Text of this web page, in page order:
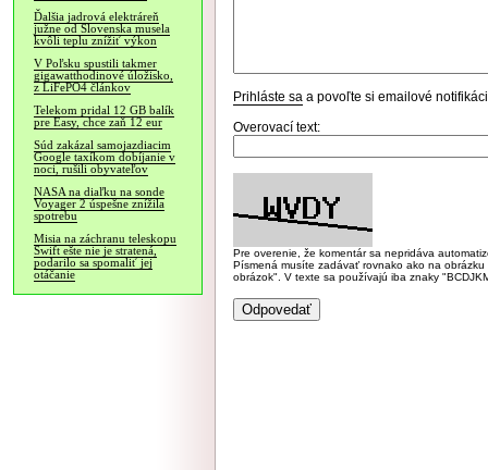
Ďalšia jadrová elektráreň
južne od Slovenska musela
kvôli teplu znížiť výkon
V Poľsku spustili takmer
gigawatthodinové úložisko,
z LiFePO4 článkov
Telekom pridal 12 GB balík
pre Easy, chce zaň 12 eur
Súd zakázal samojazdiacim
Google taxíkom dobíjanie v
noci, rušili obyvateľov
NASA na diaľku na sonde
Voyager 2 úspešne znížila
spotrebu
Misia na záchranu teleskopu
Swift ešte nie je stratená,
podarilo sa spomaliť jej
otáčanie
Prihláste sa a povoľte si emailové
Overovací text:
Pre overenie, že komentár sa nepridáva
Písmená musíte zadávať rovnako ako na
obrázok". V texte sa používajú iba znaky